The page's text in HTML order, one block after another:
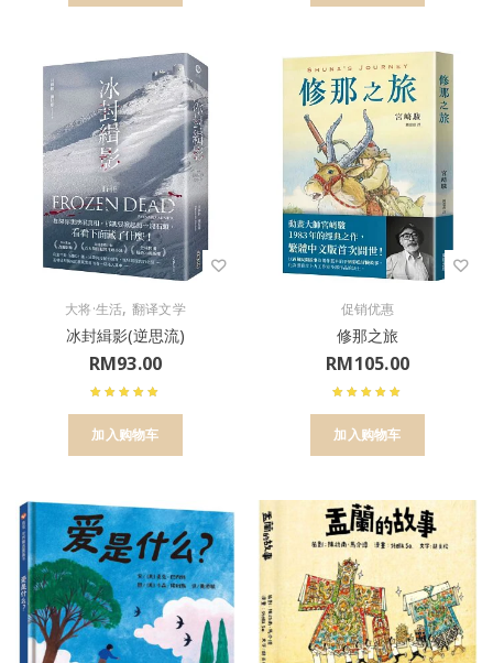
大将·生活, 翻译文学
冰封緝影(逆思流)
RM93.00
加入购物车
促销优惠
修那之旅
RM105.00
加入购物车